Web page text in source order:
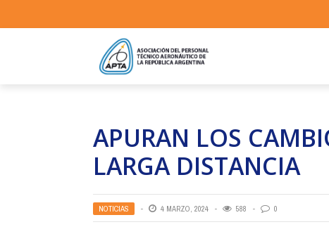
APURAN LOS
LARGA DISTANCIA
NOTICIAS 4 MARZO, 2024 588 0